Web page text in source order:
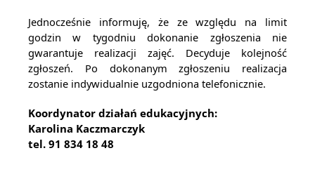
Jednocześnie informuję, że ze względu na limit
godzin w tygodniu dokonanie zgłoszenia nie
gwarantuje realizacji zajęć. Decyduje kolejność
zgłoszeń. Po dokonanym zgłoszeniu realizacja
zostanie indywidualnie uzgodniona telefonicznie.
Koordynator działań edukacyjnych:
Karolina Kaczmarczyk
tel. 91 834 18 48